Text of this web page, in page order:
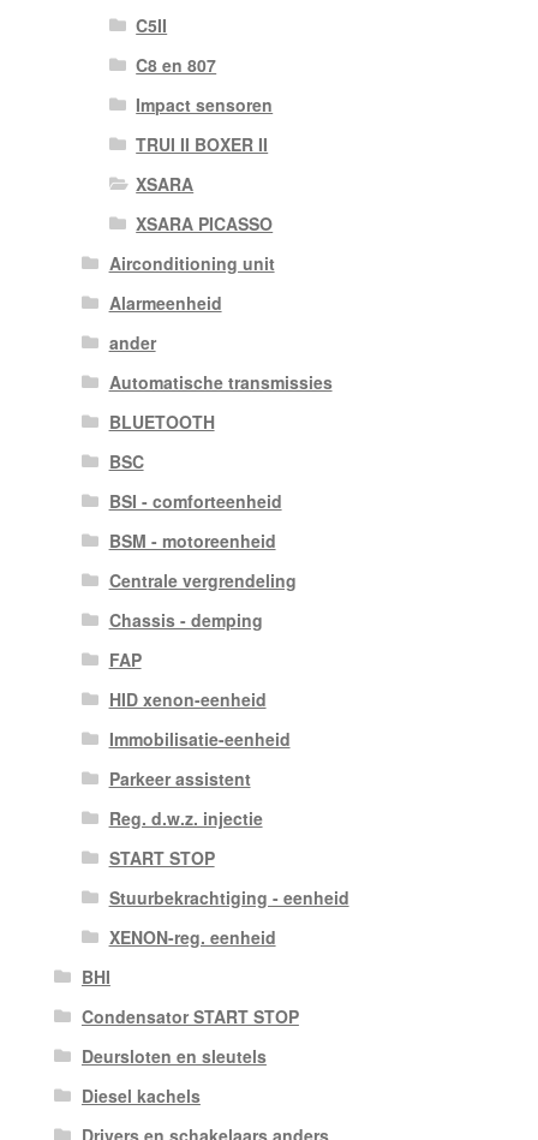
C5II
C8 en 807
Impact sensoren
TRUI II BOXER II
XSARA
XSARA PICASSO
Airconditioning unit
Alarmeenheid
ander
Automatische transmissies
BLUETOOTH
BSC
BSI - comforteenheid
BSM - motoreenheid
Centrale vergrendeling
Chassis - demping
FAP
HID xenon-eenheid
Immobilisatie-eenheid
Parkeer assistent
Reg. d.w.z. injectie
START STOP
Stuurbekrachtiging - eenheid
XENON-reg. eenheid
BHI
Condensator START STOP
Deursloten en sleutels
Diesel kachels